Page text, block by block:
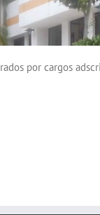
por cargos